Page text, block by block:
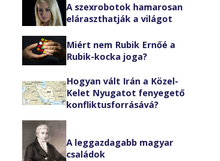
A szexrobotok hamarosan
eláraszthatják a világot
Miért nem Rubik Ernőé a
Rubik-kocka joga?
Hogyan vált Irán a Közel-
Kelet Nyugatot fenyegető
konfliktusforrásává?
A leggazdagabb magyar
családok